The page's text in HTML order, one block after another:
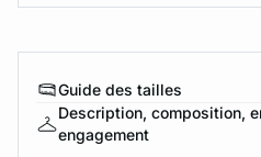
Guide des tailles
Description, composition,
engagement